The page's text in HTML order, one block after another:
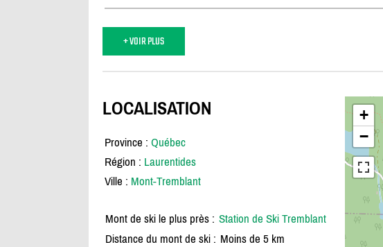
+ VOIR PLUS
+
−
LOCALISATION
Province : Québec
Région : Laurentides
Ville : Mont-Tremblant
Mont de ski le plus près : Station de Ski Tremblant
Distance du mont de ski : Moins de 5 km